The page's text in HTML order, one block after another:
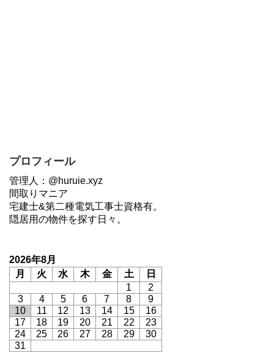
プロフィール
管理人：@huruie.xyz
間取りマニア
宅建士&第二種電気工事士資格有。
隠居用の物件を探す日々。
2026年8月
月
火 水 木 金 土
日
1
2
3
4 5 6 7 8
9
10
11 12 13 14 15
16
17
18 19 20 21 22
23
24
25 26 27 28 29
30
31